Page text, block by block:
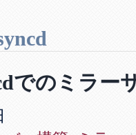
でのミラー